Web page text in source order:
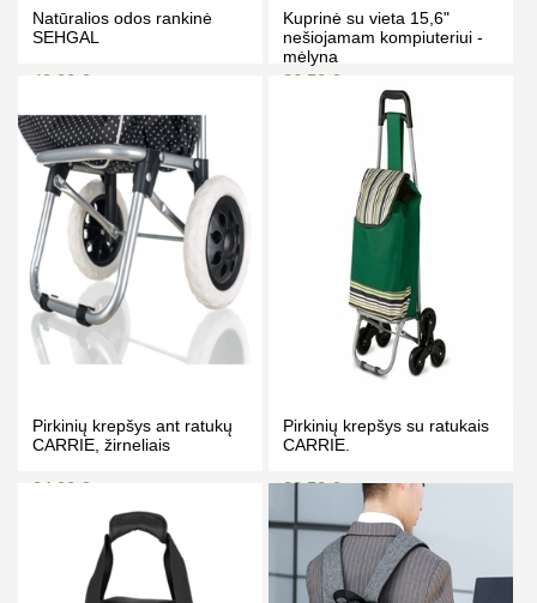
Natūralios odos rankinė
SEHGAL
49.90 €
Kaina prisijungus
PIRKTI
Kuprinė su vieta 15,6"
nešiojamam kompiuteriui -
mėlyna
26.50 €
Kaina prisijungus
PIRKTI
Pirkinių krepšys ant ratukų
CARRIE, žirneliais
34.00 €
Kaina prisijungus
PIRKTI
Pirkinių krepšys su ratukais
CARRIE.
30.50 €
Kaina prisijungus
35.00 €
PIRKTI